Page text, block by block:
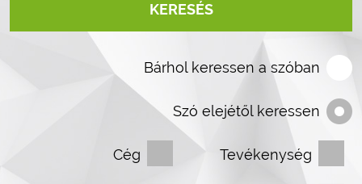
KERESÉS
Bárhol keressen a szóban
Szó elejétől keressen
Cég Tevékenység